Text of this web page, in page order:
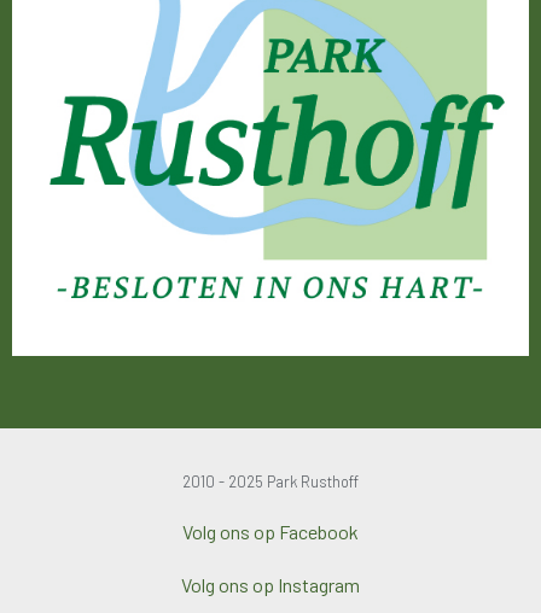
2010 - 2025 Park Rusthoff
Volg ons op Facebook
Volg ons op Instagram